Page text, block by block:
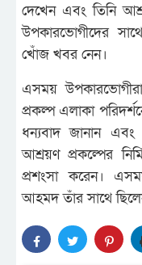
দেখেন এবং তিনি
উপকারভোগীদের
খোঁজ খবর নেন।
এসময়
প্রকল্প এলাকা
ধন্যবাদ জানান
আশ্রয়ণ প্রকল্পের
প্রশংসা করেন।
আহমদ তাঁর সাথে